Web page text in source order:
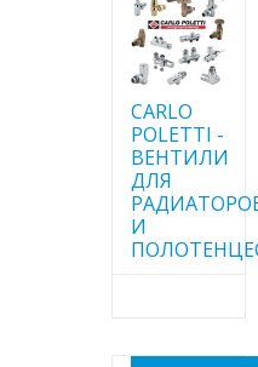
CARLO
POLETTI -
ВЕНТИЛИ
ДЛЯ
И